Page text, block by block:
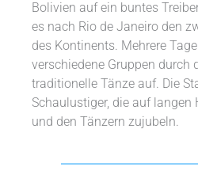
Bolivien auf ein buntes
es nach Rio de Janeiro den
des Kontinents. Mehrere
verschiedene Gruppen durch
traditionelle Tänze auf. Die
Schaulustiger, die auf
und den Tänzern zujubeln.